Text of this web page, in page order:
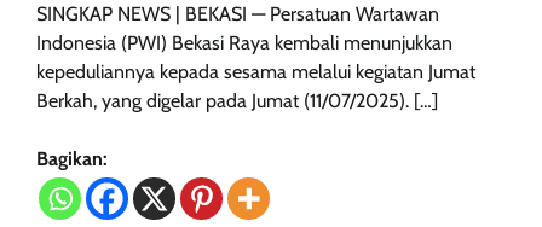
SINGKAP NEWS | BEKASI — Persatuan Wartawan
Indonesia (PWI) Bekasi Raya kembali menunjukkan
kepeduliannya kepada sesama melalui kegiatan Jumat
Berkah, yang digelar pada Jumat (11/07/2025). […]
Bagikan: